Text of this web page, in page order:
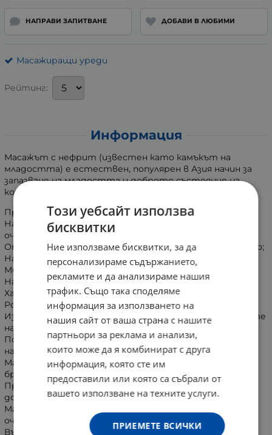
НАПРАВИ ЗАПИТВАНЕ ДОБАВИ В ЛЮБИМИ
Масажиращи уреди
Рейтинг:
Информация
Масажът с нефрит (известен като камъкът на
младостта) е естествен, популярен в Азия начин за
запазване на младостта и доброто състояние на
кожата.
Приложение на нефритения масажор за лице:
Намаляване на тъмните кръгове и торбичките под
очите;
Отпускане, релакс и успокояване на кожата на лицето;
Намаляване на бръчките;
Минимизиране на порите;
Намаляване на отока.
Характеристики на масажора с нефрит:
Ролките са изработени от 100% естествен нефрит;
Изстудените ролки спомагат за затваряне на порите
на лицето. Подобравя се кръвообръщението.
Подпухналостта и тъмните кръгове под очите
намаляват;
Масажът отпуска мускулите, намалява видимо
бръчките;
Придава усещане за студенина по лицето, което
допълнително тонизира кожата;
Масажорът е подходящ за масаж на лице, шия, ръце,
очи, нос;
Възможност за масаж на сухо или масаж с масло.
Този уебсайт използва
бисквитки
Ние използваме бисквитки, за да
персонализираме съдържанието,
рекламите и да анализираме нашия
трафик. Също така споделяме
информация за използването на
нашия сайт от ваша страна с нашите
партньори за реклама и анализи,
които може да я комбинират с друга
информация, която сте им
предоставили или която са събрали от
вашето използване на техните услуги.
ПРИЕМЕТЕ ВСИЧКИ